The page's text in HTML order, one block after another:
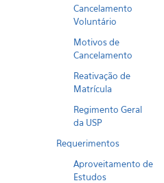
Cancelamento
Voluntário
Motivos de
Cancelamento
Reativação de
Matrícula
Regimento Geral
da USP
Requerimentos
Aproveitamento de
Estudos